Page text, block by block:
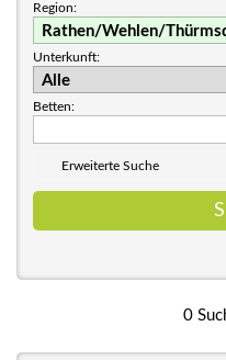
Region:
Unterkunft:
Betten:
Erweiterte Suche
0